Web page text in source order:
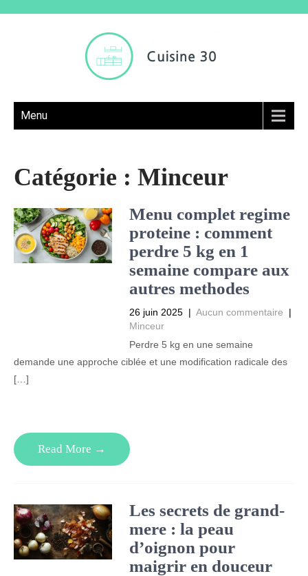
Menu
Catégorie : Minceur
Menu complet regime
proteine : comment
perdre 5 kg en 1
semaine compare aux
autres methodes
26 juin 2025 | Aucun commentaire
|
Minceur
Perdre 5 kg en une semaine
demande une approche ciblée et une modification radicale des
[…]
Read More →
Les secrets de grand-
mere : la peau
d’oignon pour
maigrir en douceur